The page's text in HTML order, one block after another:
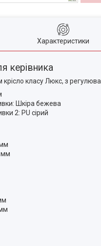
Характеристики
керівника
класу Люкс, з
Шкіра бежева
2: PU сірий
мм